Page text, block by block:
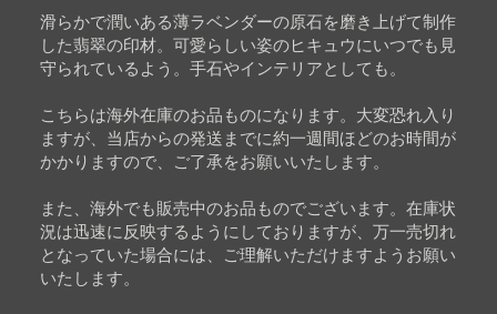
滑らかで潤いある薄ラベンダーの原石を磨き上げて制作
した翡翠の印材。可愛らしい姿のヒキュウにいつでも見
守られているよう。手石やインテリアとしても。
こちらは海外在庫のお品ものになります。大変恐れ入り
ますが、当店からの発送までに約一週間ほどのお時間が
かかりますので、ご了承をお願いいたします。
また、海外でも販売中のお品ものでございます。在庫状
況は迅速に反映するようにしておりますが、万一売切れ
となっていた場合には、ご理解いただけますようお願い
いたします。